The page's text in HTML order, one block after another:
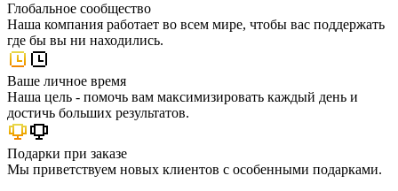
Глобальное сообщество
Наша компания работает во всем мире, чтобы вас поддержать
где бы вы ни находились.
Ваше личное время
Наша цель - помочь вам максимизировать каждый день и
достичь больших результатов.
Подарки при заказе
Мы приветствуем новых клиентов с особенными подарками.